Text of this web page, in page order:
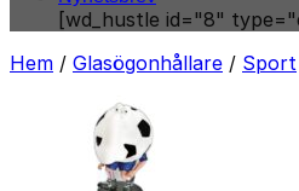
[wd_hustle id="8"
Hem / Glasögonhållare / Sport